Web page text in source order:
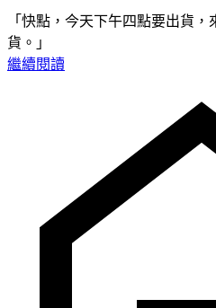
「快點，今天下午四點要出貨
貨。」
繼續閱讀